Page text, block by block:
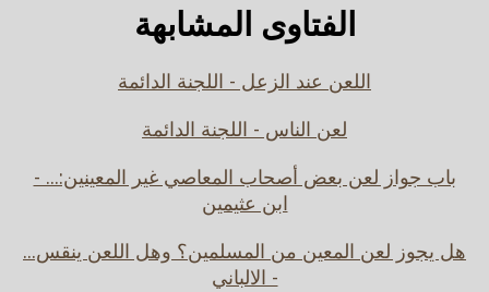
الفتاوى المشابهة
اللعن عند الزعل - اللجنة الدائمة
لعن الناس - اللجنة الدائمة
باب جواز لعن بعض أصحاب المعاصي غير المعينين:... -
ابن عثيمين
هل يجوز لعن المعين من المسلمين؟ وهل اللعن ينقس...
- الالباني